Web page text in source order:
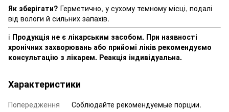
Як зберігати? Герметично, у сухому темному місці, подалі
від вологи й сильних запахів.
ℹ️ Продукція не є лікарським засобом. При наявності
хронічних захворювань або прийомі ліків рекомендуємо
консультацію з лікарем. Реакція індивідуальна.
Характеристики
Попередження
Соблюдайте рекомендуемые порции.